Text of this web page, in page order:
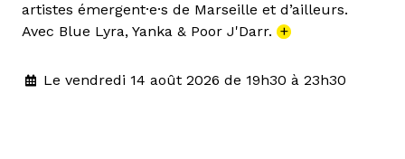
artistes émergent·e·s de Marseille et d’ailleurs.
Avec Blue Lyra, Yanka & Poor J'Darr. +
Le vendredi 14 août 2026 de 19h30 à 23h30